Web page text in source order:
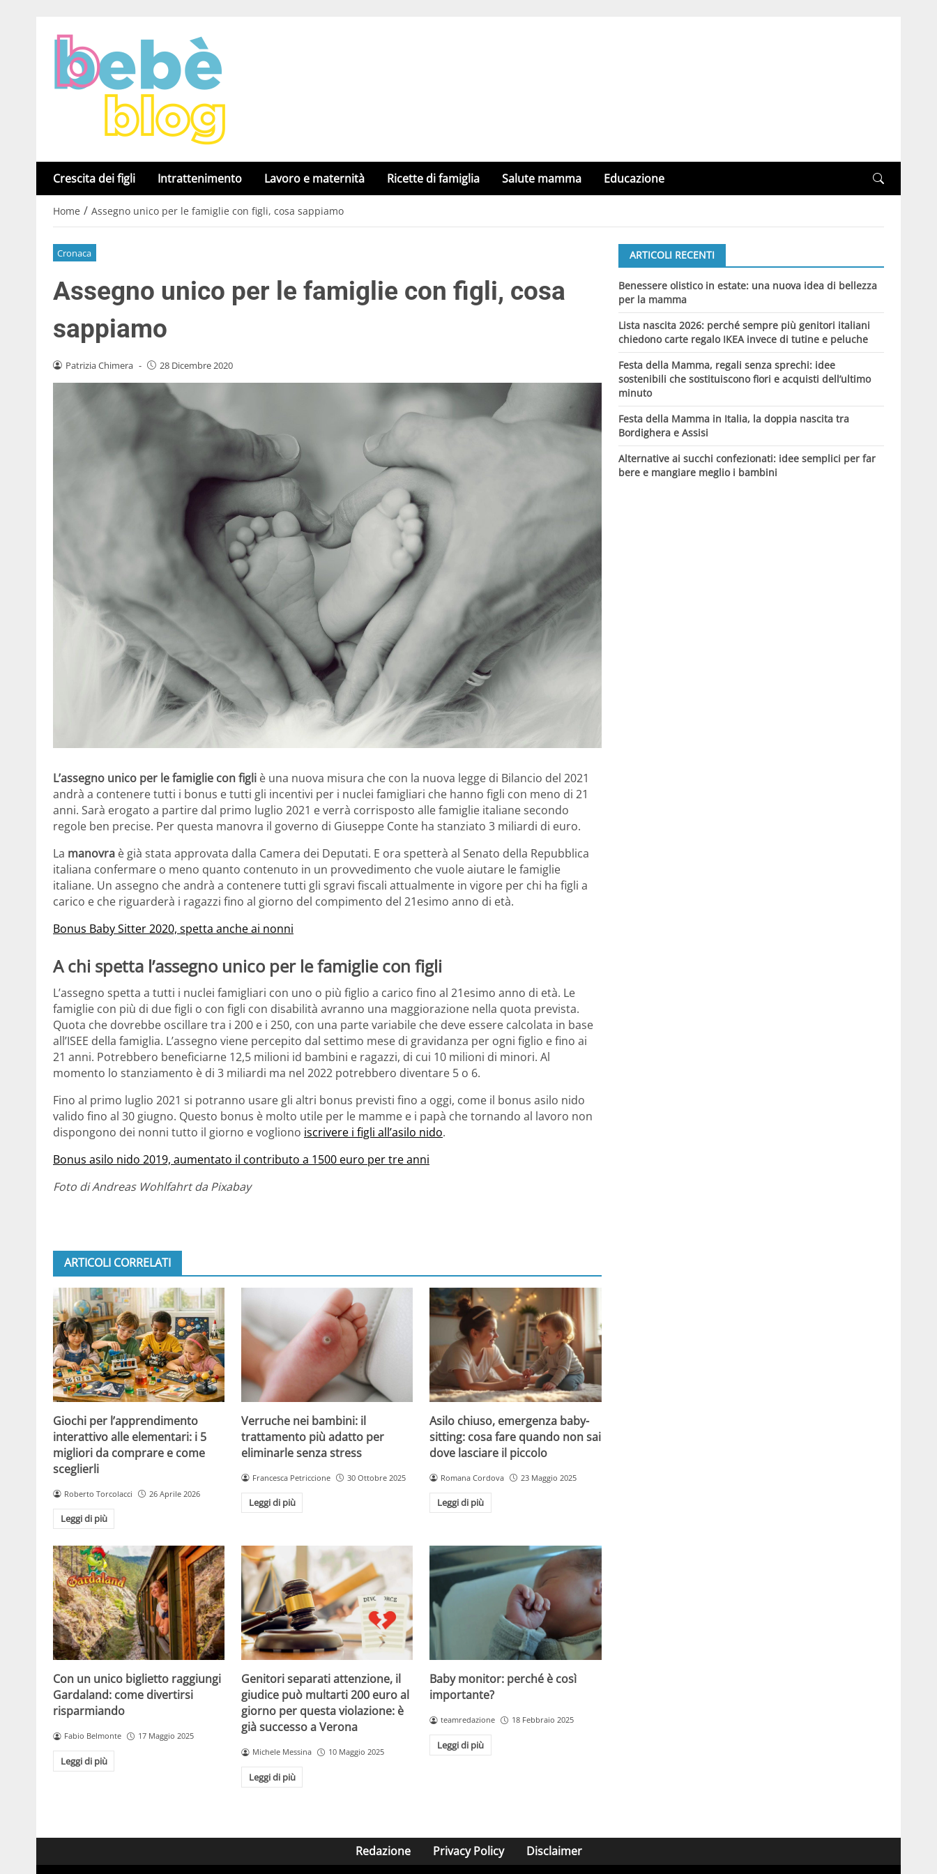
Crescita dei figli Intrattenimento Lavoro e maternità Ricette di famiglia Salute mamma Educazione
Home / Assegno unico per le famiglie con figli, cosa sappiamo
Cronaca
Assegno unico per le famiglie con figli, cosa
sappiamo
Patrizia Chimera - 28 Dicembre 2020
L’assegno unico per le famiglie con figli è una nuova misura che con la nuova legge di Bilancio del 2021
andrà a contenere tutti i bonus e tutti gli incentivi per i nuclei famigliari che hanno figli con meno di 21
anni. Sarà erogato a partire dal primo luglio 2021 e verrà corrisposto alle famiglie italiane secondo
regole ben precise. Per questa manovra il governo di Giuseppe Conte ha stanziato 3 miliardi di euro.
La manovra è già stata approvata dalla Camera dei Deputati. E ora spetterà al Senato della Repubblica
italiana confermare o meno quanto contenuto in un provvedimento che vuole aiutare le famiglie
italiane. Un assegno che andrà a contenere tutti gli sgravi fiscali attualmente in vigore per chi ha figli a
carico e che riguarderà i ragazzi fino al giorno del compimento del 21esimo anno di età.
Bonus Baby Sitter 2020, spetta anche ai nonni
A chi spetta l’assegno unico per le famiglie con figli
L’assegno spetta a tutti i nuclei famigliari con uno o più figlio a carico fino al 21esimo anno di età. Le
famiglie con più di due figli o con figli con disabilità avranno una maggiorazione nella quota prevista.
Quota che dovrebbe oscillare tra i 200 e i 250, con una parte variabile che deve essere calcolata in base
all’ISEE della famiglia. L’assegno viene percepito dal settimo mese di gravidanza per ogni figlio e fino ai
21 anni. Potrebbero beneficiarne 12,5 milioni id bambini e ragazzi, di cui 10 milioni di minori. Al
momento lo stanziamento è di 3 miliardi ma nel 2022 potrebbero diventare 5 o 6.
Fino al primo luglio 2021 si potranno usare gli altri bonus previsti fino a oggi, come il bonus asilo nido
valido fino al 30 giugno. Questo bonus è molto utile per le mamme e i papà che tornando al lavoro non
dispongono dei nonni tutto il giorno e vogliono iscrivere i figli all’asilo nido.
Bonus asilo nido 2019, aumentato il contributo a 1500 euro per tre anni
Foto di Andreas Wohlfahrt da Pixabay
ARTICOLI CORRELATI
Giochi per l’apprendimento
interattivo alle elementari: i 5
migliori da comprare e come
sceglierli
Roberto Torcolacci 26 Aprile 2026
Leggi di più
Verruche nei bambini: il
trattamento più adatto per
eliminarle senza stress
Francesca Petriccione 30 Ottobre 2025
Leggi di più
Asilo chiuso, emergenza baby-
sitting: cosa fare quando non sai
dove lasciare il piccolo
Romana Cordova 23 Maggio 2025
Leggi di più
Con un unico biglietto raggiungi
Gardaland: come divertirsi
risparmiando
Fabio Belmonte 17 Maggio 2025
Leggi di più
Genitori separati attenzione, il
giudice può multarti 200 euro al
giorno per questa violazione: è
già successo a Verona
Michele Messina 10 Maggio 2025
Leggi di più
Baby monitor: perché è così
importante?
teamredazione 18 Febbraio 2025
Leggi di più
ARTICOLI RECENTI
Benessere olistico in estate: una nuova idea di bellezza
per la mamma
Lista nascita 2026: perché sempre più genitori italiani
chiedono carte regalo IKEA invece di tutine e peluche
Festa della Mamma, regali senza sprechi: idee
sostenibili che sostituiscono fiori e acquisti dell’ultimo
minuto
Festa della Mamma in Italia, la doppia nascita tra
Bordighera e Assisi
Alternative ai succhi confezionati: idee semplici per far
bere e mangiare meglio i bambini
Redazione Privacy Policy Disclaimer